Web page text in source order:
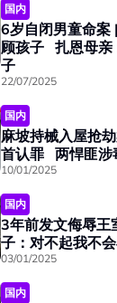
国内
6岁自闭男童命案
顾孩子 扎恩母亲
子
22/07/2025
国内
麻坡持械入屋抢
首认罪 两悍匪涉
10/01/2025
国内
3年前发文侮辱
子：对不起我不
03/01/2025
国内